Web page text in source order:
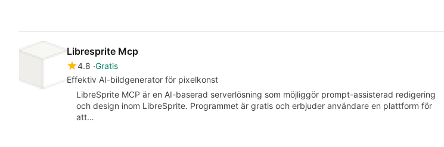
Libresprite Mcp
4.8 Gratis
Effektiv AI-bildgenerator för pixelkonst
LibreSprite MCP är en AI-baserad serverlösning som möjliggör prompt-assisterad redigering
och design inom LibreSprite. Programmet är gratis och erbjuder användare en plattform för
att…